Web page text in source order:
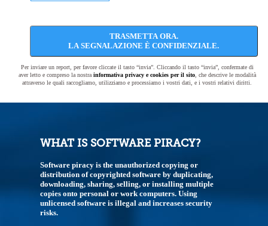
TRASMETTA ORA.
LA SEGNALAZIONE È CONFIDENZIALE.
Per inviare un report, per favore cliccate il tasto “invia”. Cliccando il tasto “invia”, confermate di
aver letto e compreso la nostra informativa privacy e cookies per il sito, che descrive le modalità
attraverso le quali raccogliamo, utilizziamo e processiamo i vostri dati, e i vostri relativi diritti.
WHAT IS SOFTWARE PIRACY?
Software piracy is the unauthorized copying or
distribution of copyrighted software by duplicating,
downloading, sharing, selling, or installing multiple
copies onto personal or work computers. Using
unlicensed software is illegal and increases security
risks.